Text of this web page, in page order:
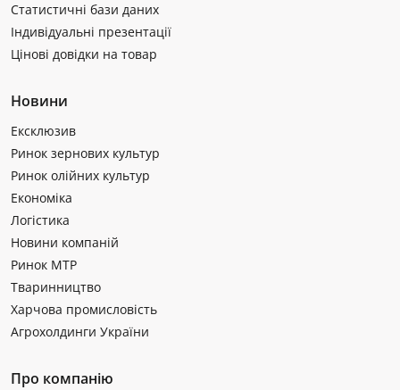
Статистичні бази даних
Індивідуальні презентації
Цінові довідки на товар
Новини
Ексклюзив
Ринок зернових культур
Ринок олійних культур
Економіка
Логістика
Новини компаній
Ринок МТР
Тваринництво
Харчова промисловість
Агрохолдинги України
Про компанію